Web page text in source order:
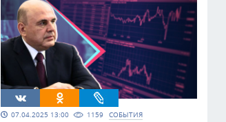
07.04.2025 13:00 1159 СОБЫТИЯ